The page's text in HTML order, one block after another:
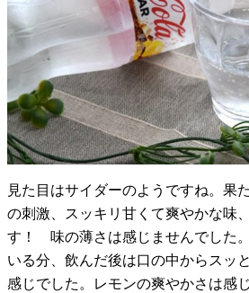
見た目はサイダーのようですね。
の刺激、スッキリ甘くて爽やかな味
す！ 味の薄さは感じませんでした
いる分、飲んだ後は口の中からスッ
感じでした。レモンの爽やかさは感